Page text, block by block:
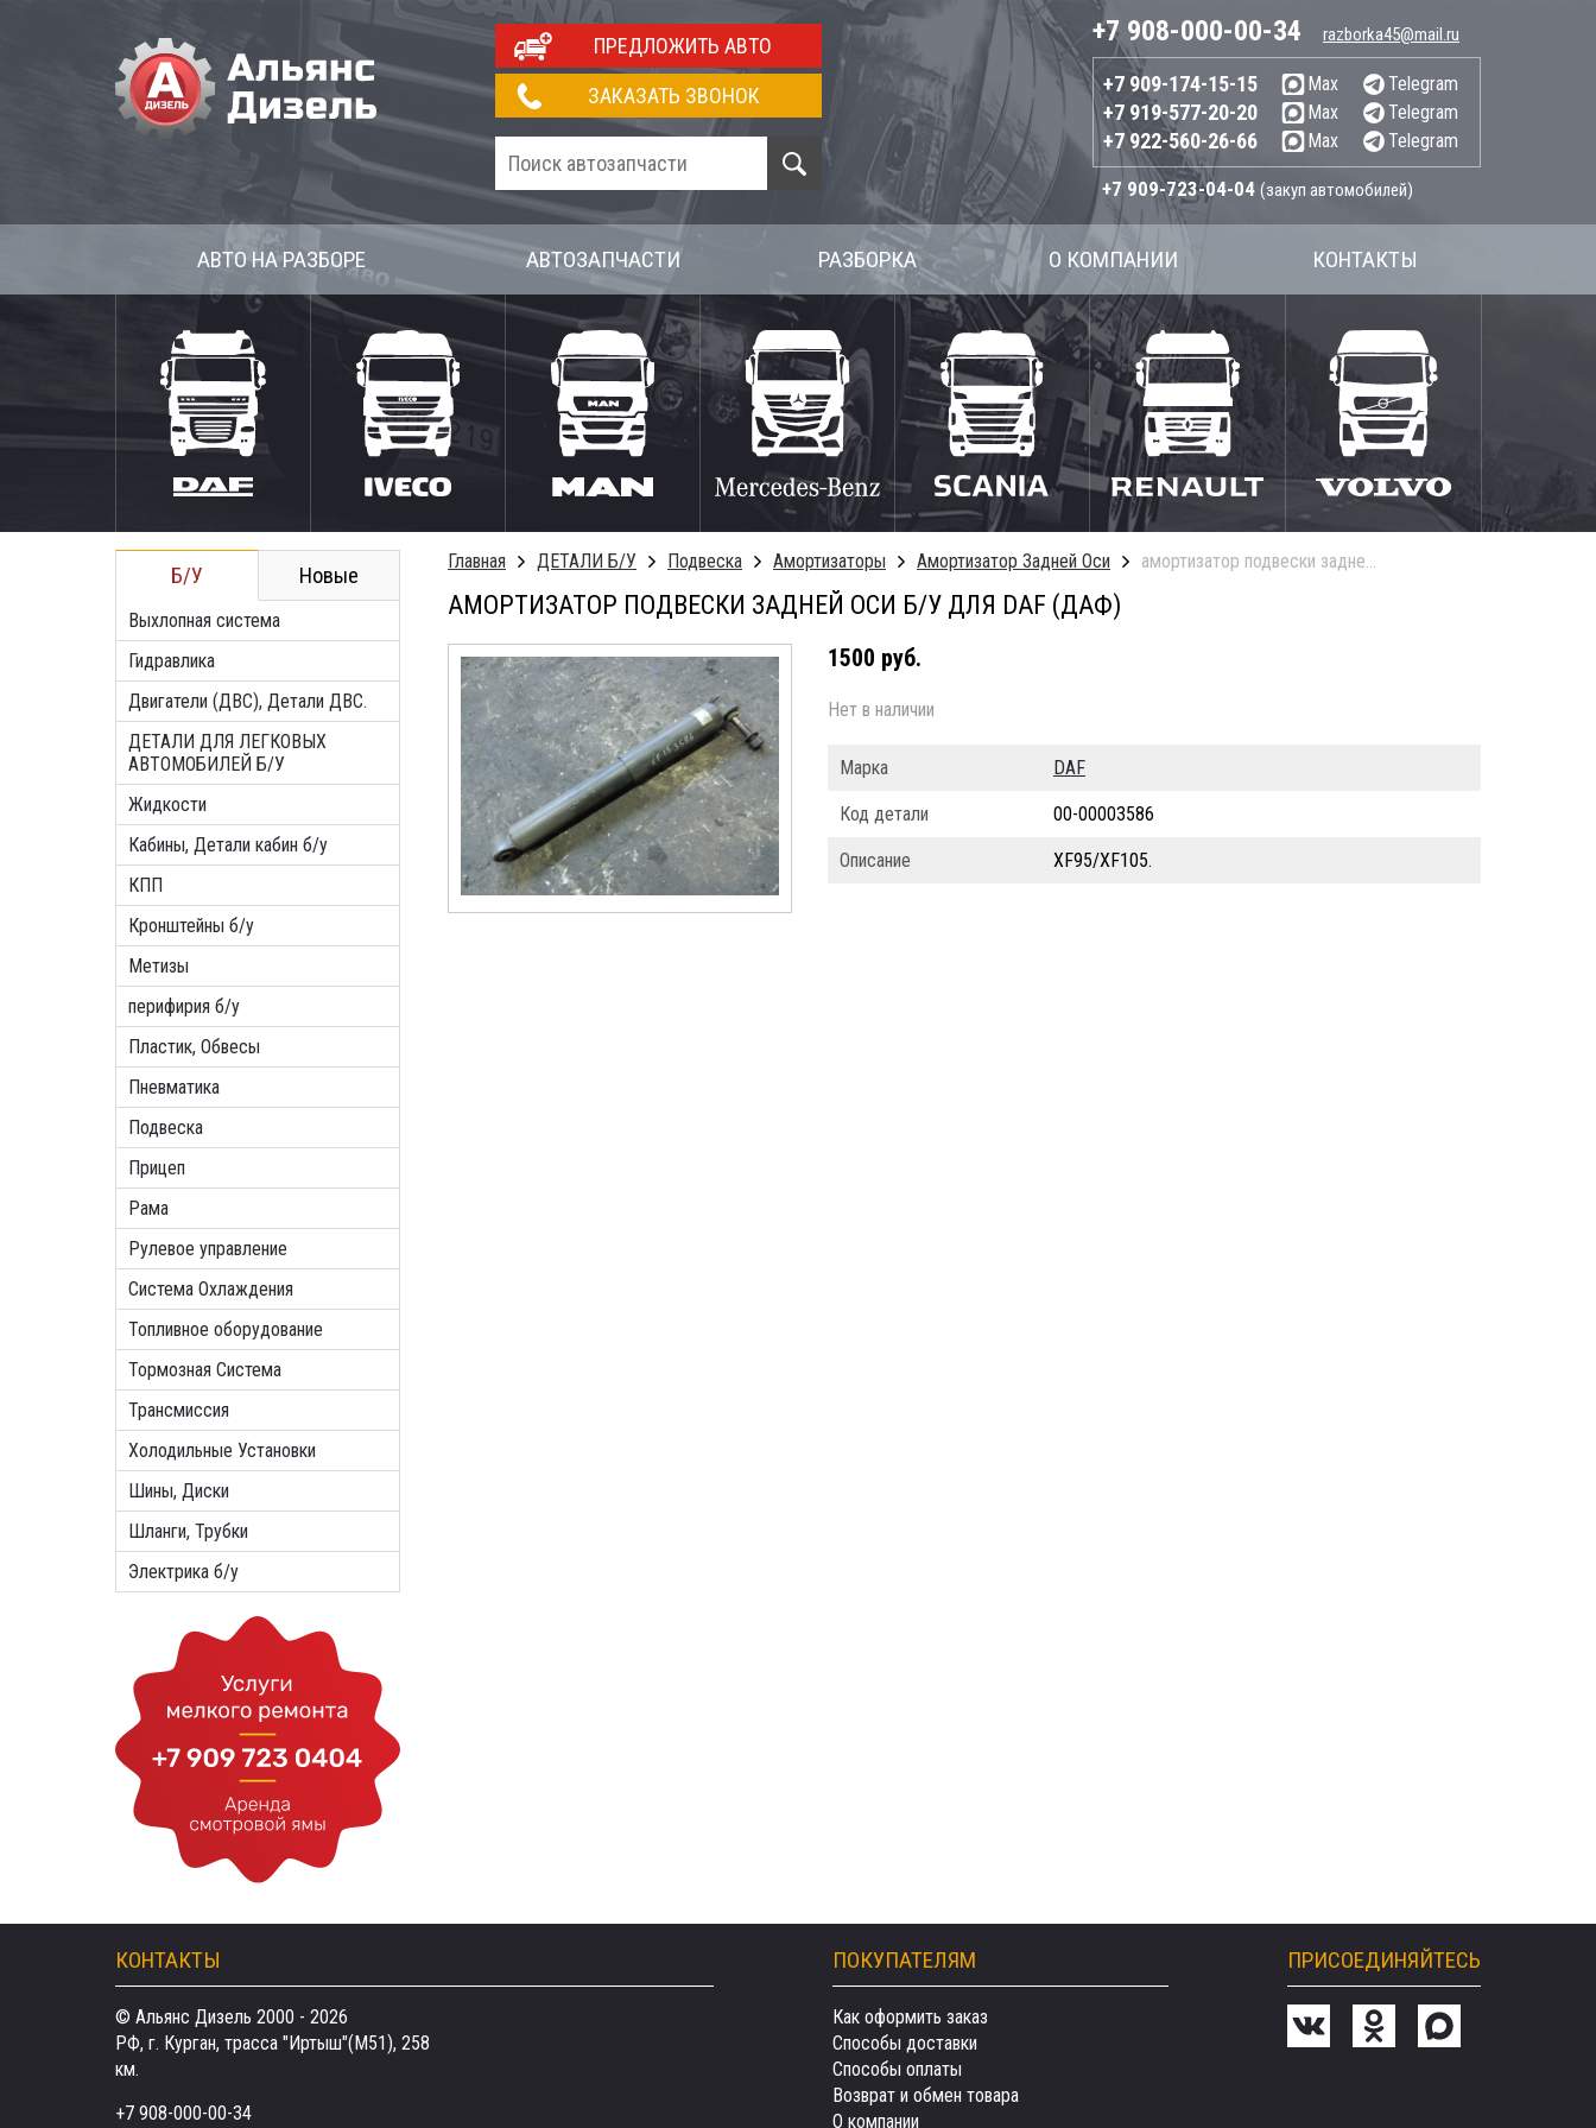
ПРЕДЛОЖИТЬ АВТО
ЗАКАЗАТЬ ЗВОНОК
+7 908-000-00-34 razborka45@mail.ru
+7 909-174-15-15 Max Telegram
+7 919-577-20-20 Max Telegram
+7 922-560-26-66 Max Telegram
+7 909-723-04-04 (закуп автомобилей)
АВТО НА РАЗБОРЕ АВТОЗАПЧАСТИ РАЗБОРКА О КОМПАНИИ КОНТАКТЫ
Б/У Новые
Выхлопная система
Гидравлика
Двигатели (ДВС), Детали ДВС.
ДЕТАЛИ ДЛЯ ЛЕГКОВЫХ
АВТОМОБИЛЕЙ Б/У
Жидкости
Кабины, Детали кабин б/у
КПП
Кронштейны б/у
Метизы
перифирия б/у
Пластик, Обвесы
Пневматика
Подвеска
Прицеп
Рама
Рулевое управление
Система Охлаждения
Топливное оборудование
Тормозная Система
Трансмиссия
Холодильные Установки
Шины, Диски
Шланги, Трубки
Электрика б/у
Главная ДЕТАЛИ Б/У Подвеска Амортизаторы Амортизатор Задней Оси амортизатор подвески задней оси б/у
АМОРТИЗАТОР ПОДВЕСКИ ЗАДНЕЙ ОСИ Б/У ДЛЯ DAF (ДАФ)
1500 руб.
Нет в наличии
Марка DAF
Код детали 00-00003586
Описание XF95/XF105.
КОНТАКТЫ
© Альянс Дизель 2000 - 2026
РФ, г. Курган, трасса "Иртыш"(М51), 258
км.
+7 908-000-00-34
ПОКУПАТЕЛЯМ
Как оформить заказ
Способы доставки
Способы оплаты
Возврат и обмен товара
О компании
ПРИСОЕДИНЯЙТЕСЬ